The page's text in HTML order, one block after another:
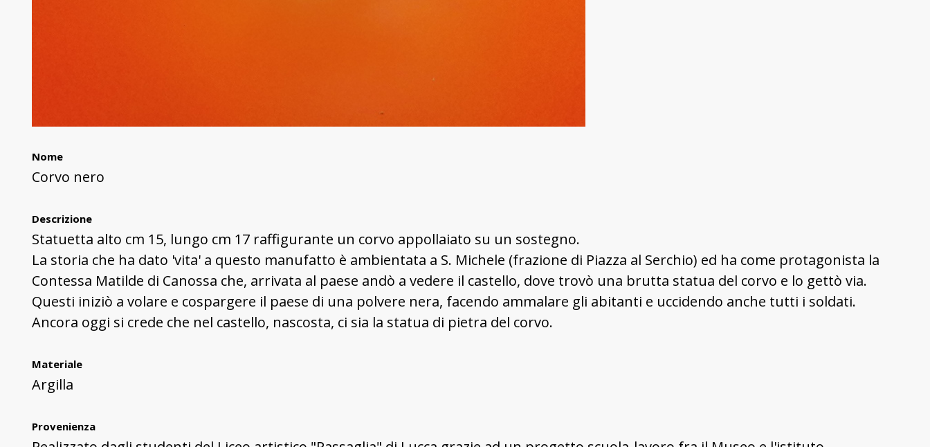
Nome
Corvo nero
Descrizione
Statuetta alto cm 15, lungo cm 17 raffigurante un corvo appollaiato su un sostegno.
La storia che ha dato 'vita' a questo manufatto è ambientata a S. Michele (frazione di Piazza al Serchio) ed ha come protagonista la
Contessa Matilde di Canossa che, arrivata al paese andò a vedere il castello, dove trovò una brutta statua del corvo e lo gettò via.
Questi iniziò a volare e cospargere il paese di una polvere nera, facendo ammalare gli abitanti e uccidendo anche tutti i soldati.
Ancora oggi si crede che nel castello, nascosta, ci sia la statua di pietra del corvo.
Materiale
Argilla
Provenienza